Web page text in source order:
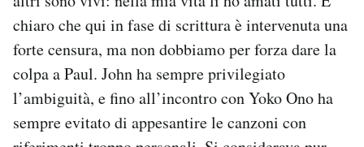
chiaro che qui in fase di scrittura è intervenuta una
forte censura, ma non dobbiamo per forza dare la
colpa a Paul. John ha sempre privilegiato
l’ambiguità, e fino all’incontro con Yoko Ono ha
sempre evitato di appesantire le canzoni con